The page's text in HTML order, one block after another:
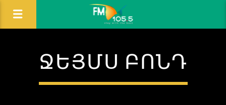
ՋԵՅՄՍ ԲՈՆԴ